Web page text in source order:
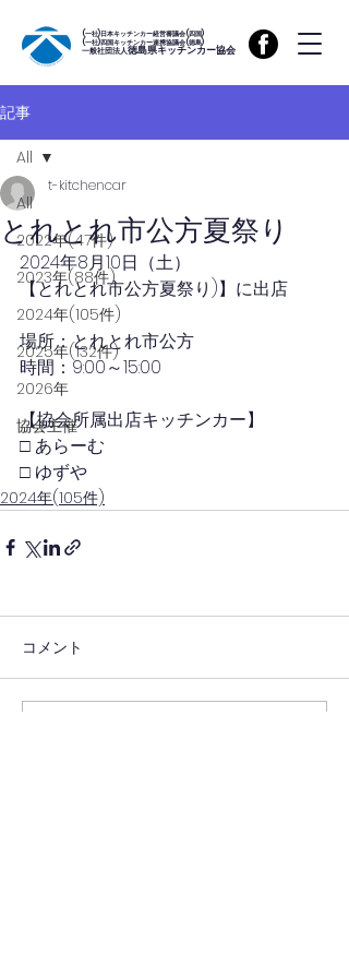
(一社)日本キッチンカー経営審議会(四国)
(一社)四国キッチンカー連携協議会(徳島)
一般社団法人徳島県キッチンカー協会
記事
All
2022年(47件)
2023年(88件)
2024年(105件)
2025年(132件)
2026年
協会主催
All
とれとれ市公方夏祭り
t-kitchencar
2024年8月10日（土）
【とれとれ市公方夏祭り)】に出店
場所：とれとれ市公方
時間：9:00～15:00
【協会所属出店キッチンカー】
□ あらーむ
□ ゆずや
2024年(105件)
コメント